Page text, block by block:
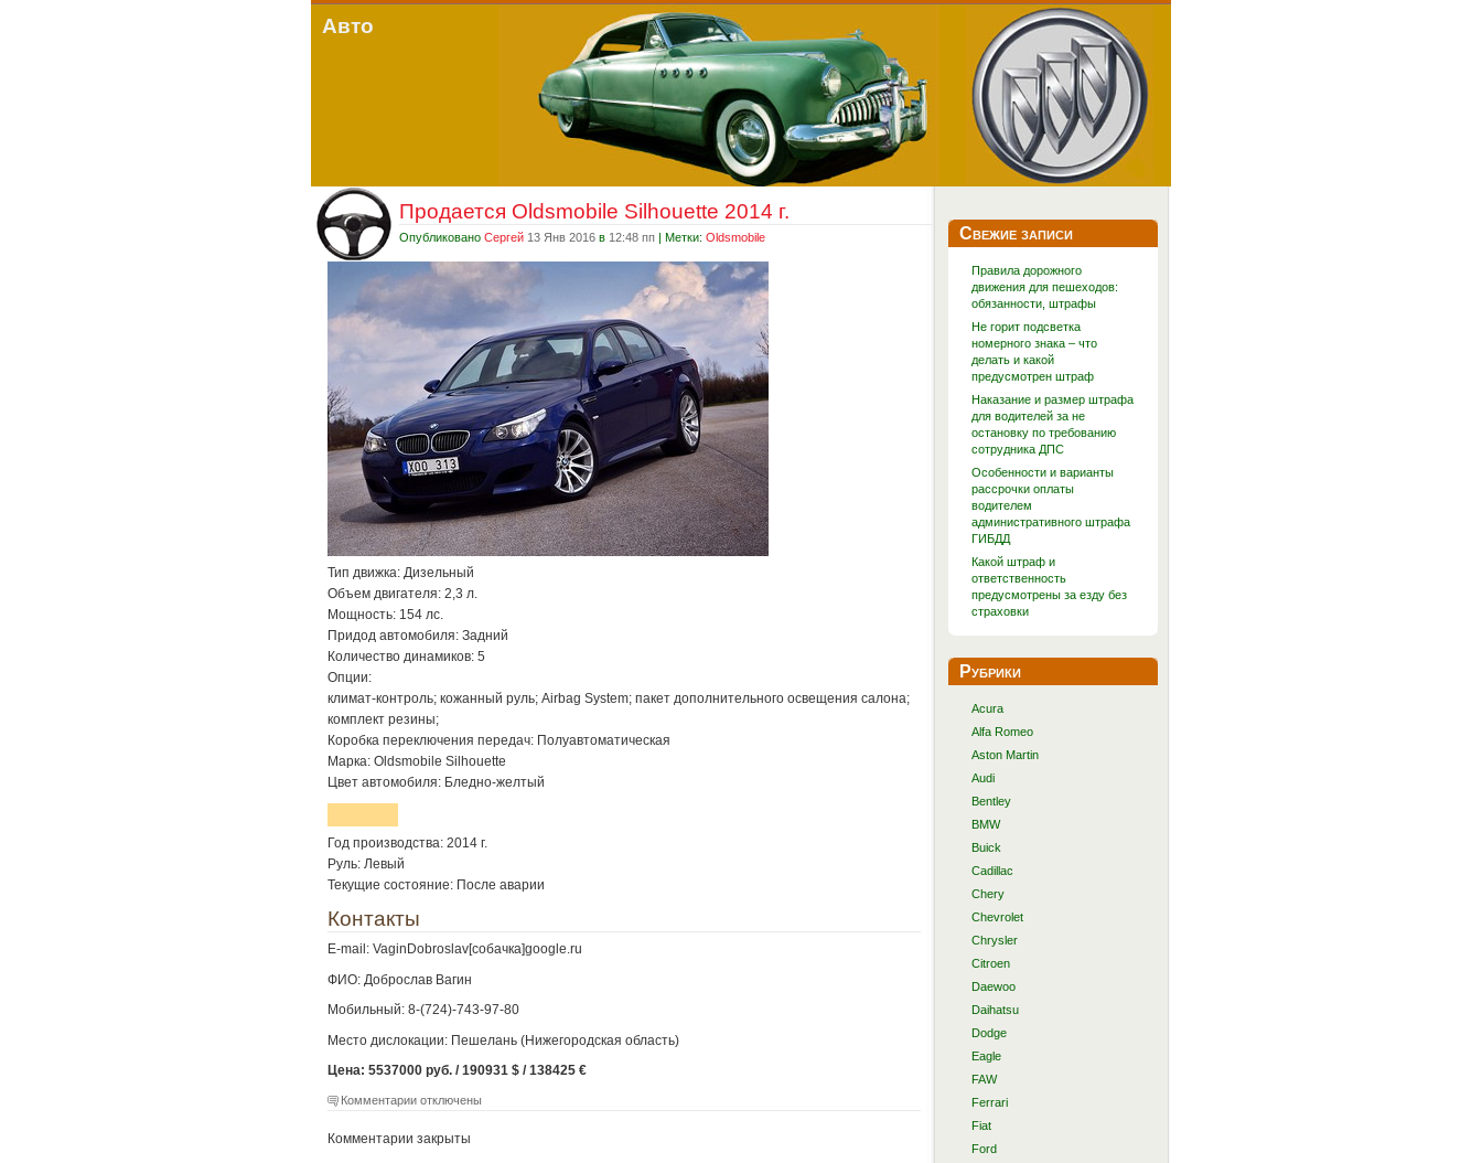
Авто
Продается Oldsmobile Silhouette 2014 г.
Опубликовано Сергей 13 Янв 2016 в 12:48 пп | Метки: Oldsmobile
Тип движка: Дизельный
Объем двигателя: 2,3 л.
Мощность: 154 лс.
Придод автомобиля: Задний
Количество динамиков: 5
Опции:
климат-контроль; кожанный руль; Airbag System; пакет дополнительного освещения салона;
комплект резины;
Коробка переключения передач: Полуавтоматическая
Марка: Oldsmobile Silhouette
Цвет автомобиля: Бледно-желтый
Год производства: 2014 г.
Руль: Левый
Текущие состояние: После аварии
Контакты
E-mail: VaginDobroslav[собачка]google.ru
ФИО: Доброслав Вагин
Мобильный: 8-(724)-743-97-80
Место дислокации: Пешелань (Нижегородская область)
Цена: 5537000 руб. / 190931 $ / 138425 €
Комментарии отключены
Комментарии закрыты
Свежие записи
Правила дорожного
движения для пешеходов:
обязанности, штрафы
Не горит подсветка
номерного знака – что
делать и какой
предусмотрен штраф
Наказание и размер штрафа
для водителей за не
остановку по требованию
сотрудника ДПС
Особенности и варианты
рассрочки оплаты
водителем
административного штрафа
ГИБДД
Какой штраф и
ответственность
предусмотрены за езду без
страховки
Рубрики
Acura
Alfa Romeo
Aston Martin
Audi
Bentley
BMW
Buick
Cadillac
Chery
Chevrolet
Chrysler
Citroen
Daewoo
Daihatsu
Dodge
Eagle
FAW
Ferrari
Fiat
Ford